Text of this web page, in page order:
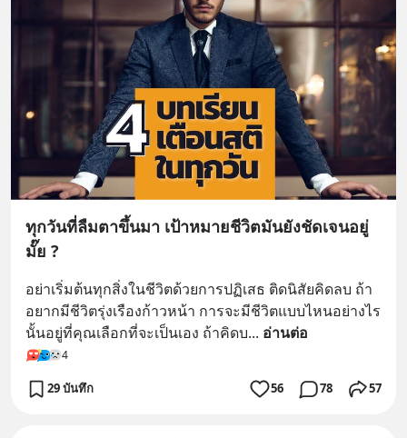
ทุกวันที่ลืมตาขึ้นมา เป้าหมายชีวิตมันยังชัดเจนอยู่
มั๊ย ?
อย่าเริ่มต้นทุกสิ่งในชีวิตด้วยการปฏิเสธ ติดนิสัยคิดลบ ถ้า
อยากมีชีวิตรุ่งเรืองก้าวหน้า การจะมีชีวิตแบบไหนอย่างไร
นั้นอยู่ที่คุณเลือกที่จะเป็นเอง ถ้าคิดบ... อ่านต่อ
4
29 บันทึก 56 78 57